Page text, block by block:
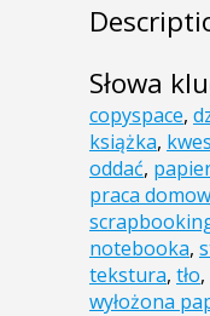
Słowa
copyspace,
książka,
oddać,
praca
notebooka,
tekstura, tło,
wyłożona